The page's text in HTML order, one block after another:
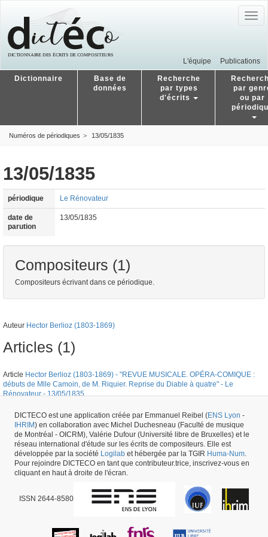
L'équipe Publications
Dictionnaire
Base de
données
Recherche
par types
d'écrits
par
ou par
Numéros de périodiques 13/05/1835
13/05/1835
périodique Le Rénovateur
date de
parution
13/05/1835
Compositeurs (1)
Compositeurs écrivant dans ce périodique.
Auteur Hector Berlioz (1803-1869)
Articles (1)
Article Hector Berlioz (1803-1869) - "REVUE MUSICALE. OPÉRA-COMIQUE :
débuts de Mlle Camoin, de M. Riquier. Reprise du Diable à quatre" - Le
Rénovateur - 13/05/1835
DICTECO est une application créée par Emmanuel Reibel (ENS Lyon -
IHRIM) en collaboration avec Michel Duchesneau (Faculté de musique
de Montréal - OICRM), Valérie Dufour (Université libre de Bruxelles) et le
réseau international d'étude sur les écrits de compositeurs. Elle est
développée par la société Logilab et hébergée par la TGIR Huma-Num
Pour rejoindre DICTECO en tant que contributeur.trice, inscrivez-vous en
cliquant en haut à droite de l'écran.
ISSN 2644-8580